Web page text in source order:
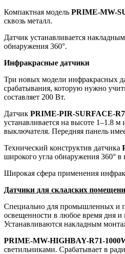
Компактная модель PRIME-MW-
сквозь металл.
Датчик устанавливается
обнаружения 360°.
Инфракрасные датчики
Три новых модели инфракрасных
срабатывания, которую нужно
составляет 200 Вт.
Датчик PRIME-PIR-SURFACE-
устанавливается на высоте 1–1.8
выключателя. Передняя панель
Технический конструктив датчика
широкого угла обнаружения 360°
Широкая сфера применения
Датчики для складских
Специально для промышленных и
освещенности в любое время дня
Устанавливаются накладным
PRIME-MW-HIGHBAY-R71-
светильниками. Срабатывает в